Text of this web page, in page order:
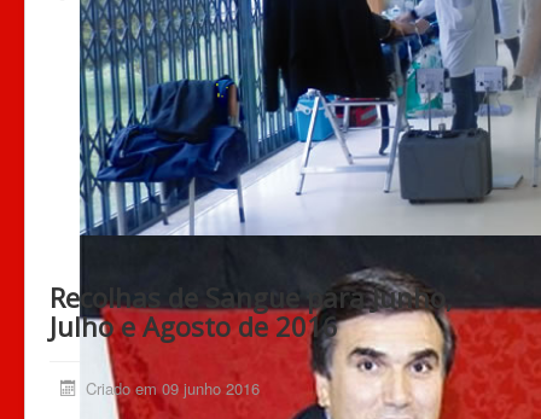
Recolhas de Sangue para Junho,
Julho e Agosto de 2016
Criado em 09 junho 2016